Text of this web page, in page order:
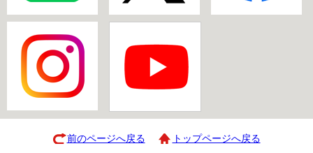
前のページへ戻る トップページへ戻る